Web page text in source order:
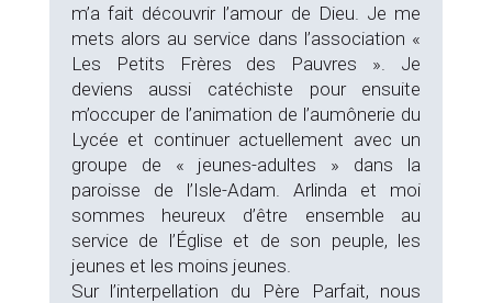
m’a fait découvrir l’amour de Dieu. Je me
mets alors au service dans l’association «
Les Petits Frères des Pauvres ». Je
deviens aussi catéchiste pour ensuite
m’occuper de l’animation de l’aumônerie du
Lycée et continuer actuellement avec un
groupe de « jeunes-adultes » dans la
paroisse de l’Isle-Adam. Arlinda et moi
sommes heureux d’être ensemble au
service de l’Église et de son peuple, les
jeunes et les moins jeunes.
Sur l’interpellation du Père Parfait, nous